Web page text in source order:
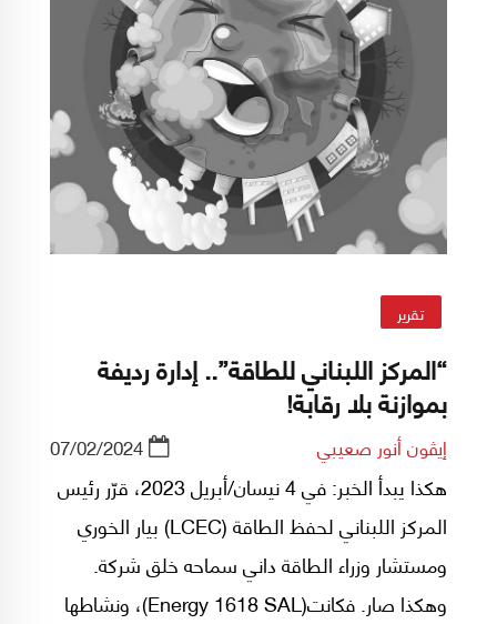
تقرير
“المركز اللبناني للطاقة”.. إدارة رديفة
بموازنة بلا رقابة!
إيڤون أنور صعيبي 07/02/2024
هكذا يبدأ الخبر: في 4 نيسان/أبريل 2023، قرّر رئيس
المركز اللبناني لحفظ الطاقة (LCEC) بيار الخوري
ومستشار وزراء الطاقة داني سماحه خلق شركة.
وهكذا صار. فكانت(Energy 1618 SAL)، ونشاطها